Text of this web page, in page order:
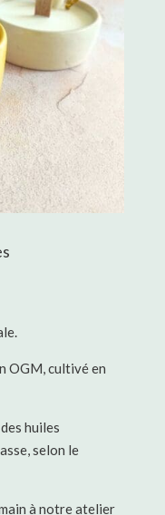
OGM, cultivé en
huiles
selon le
à notre atelier